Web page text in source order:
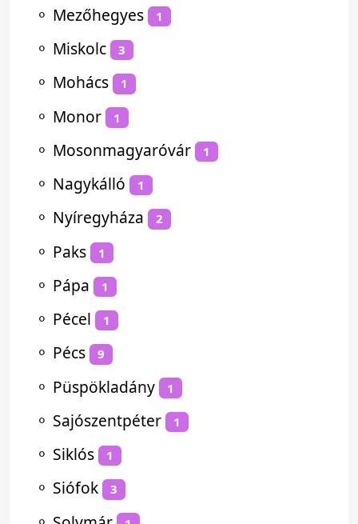
⚬ Mezőhegyes 1
⚬ Miskolc 3
⚬ Mohács 1
⚬ Monor 1
⚬ Mosonmagyaróvár 1
⚬ Nagykálló 1
⚬ Nyíregyháza 2
⚬ Paks 1
⚬ Pápa 1
⚬ Pécel 1
⚬ Pécs 9
⚬ Püspökladány 1
⚬ Sajószentpéter 1
⚬ Siklós 1
⚬ Siófok 3